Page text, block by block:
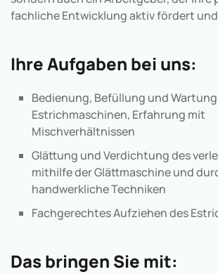
fachliche Entwicklung aktiv fördert
Ihre Aufgaben bei uns:
Bedienung, Befüllung und
Estrichmaschinen, Erfahrung mit
Mischverhältnissen
Glättung und Verdichtung des
mithilfe der Glättmaschine und
handwerkliche Techniken
Fachgerechtes Aufziehen des
Das bringen Sie mit: